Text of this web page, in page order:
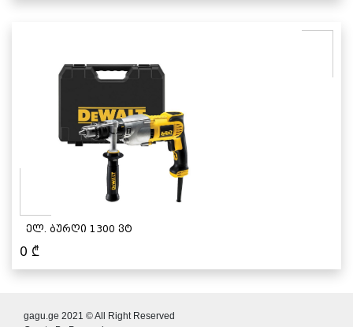
ელ. ბურღი 1300 ვტ
0 ₾
gagu.ge 2021 © All Right Reserved